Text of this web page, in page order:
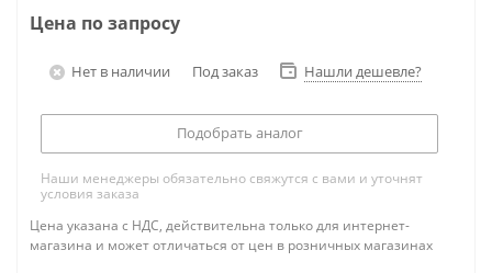
Цена по запросу
Нет в наличии Под заказ Нашли дешевле?
Подобрать аналог
Наши менеджеры обязательно свяжутся с вами и уточнят
условия заказа
Цена указана с НДС, действительна только для интернет-
магазина и может отличаться от цен в розничных магазинах